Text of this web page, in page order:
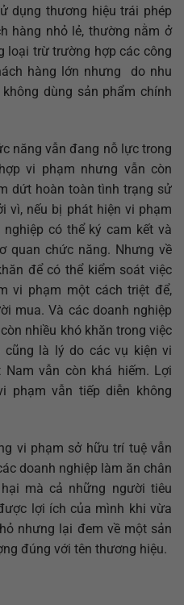
dụng thương hiệu trái phép
hàng nhỏ lẻ, thường nằm ở
loại trừ trường hợp các công
hàng lớn nhưng do nhu
dùng sản phẩm chính
năng vẫn đang nỗ lực trong
vi phạm nhưng vẫn còn
dứt hoàn toàn tình trạng sử
vì, nếu bị phát hiện vi phạm
có thể ký cam kết và
quan chức năng. Nhưng về
để có thể kiểm soát việc
vi phạm một cách triệt để,
mua. Và các doanh nghiệp
nhiều khó khăn trong việc
là lý do các vụ kiện vi
vẫn còn khá hiếm. Lợi
phạm vẫn tiếp diễn không
vi phạm sở hữu trí tuệ vẫn
doanh nghiệp làm ăn chân
mà cả những người tiêu
lợi ích của mình khi vừa
nhưng lại đem về một sản
đúng với tên thương hiệu.